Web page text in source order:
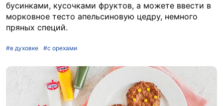
бусинками, кусочками фруктов, а можете ввести в
морковное тесто апельсиновую цедру, немного
пряных специй.
#в духовке #с орехами